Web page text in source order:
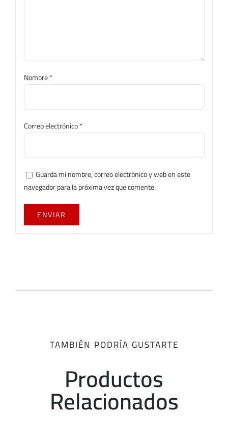
Nombre*
Correo electrónico*
Guarda mi nombre, correo electrónico y web en este
navegador para la próxima vez que comente.
TAMBIÉN PODRÍA GUSTARTE
Productos
Relacionados